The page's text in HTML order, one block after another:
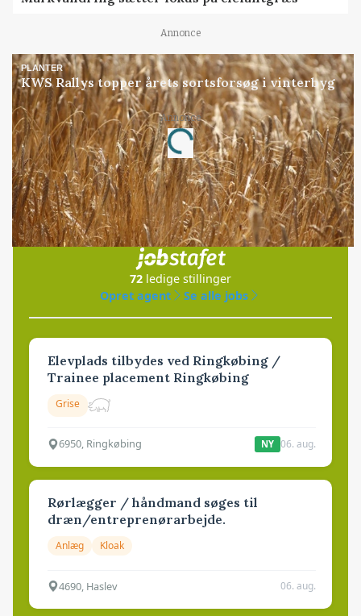
Annonce
PLANTER
KWS Rallys topper årets sortsforsøg i vinterbyg
Annonce
Loading...
Jobs
i samarbejde med
72 ledige stillinger
Opret agent
Se alle jobs
Elevplads tilbydes ved Ringkøbing /
Trainee placement Ringkøbing
Grise
6950, Ringkøbing NY 06. aug.
Rørlægger / håndmand søges til
dræn/entreprenørarbejde.
Anlæg Kloak
4690, Haslev 06. aug.